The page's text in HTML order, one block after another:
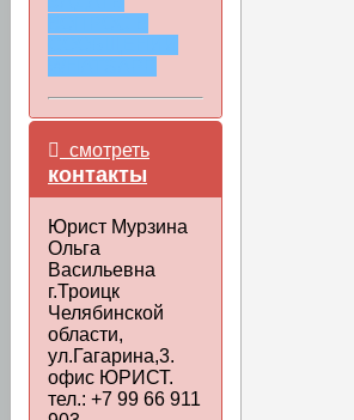
смотреть
контакты
Юрист Мурзина
Ольга
Васильевна
г.Троицк
Челябинской
области,
ул.Гагарина,3.
офис ЮРИСТ.
тел.: +7 99 66 911